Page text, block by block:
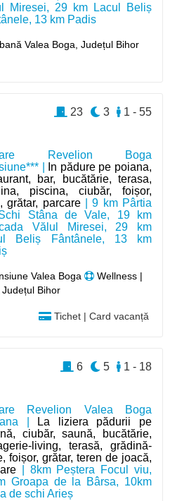
Miresei, 29 km Lacul Beliș
13 km Padis
Valea Boga,Județul Bihor
Revelion Boga
|
In pădure pe poiana,
bar, bucătărie, terasa,
piscina, ciubăr, foișor,
grătar, parcare| 9 km Pârtia
Stâna de Vale, 19 km
Vălul Miresei, 29 km
Beliș Fântânele, 13 km
Valea Boga
Wellness |
Județul Bihor
Tichet | Card vacanță
1 - 55
3
23
Revelion Valea Boga
|
La liziera pădurii pe
ciubăr, saună, bucătărie,
living, terasă, grădină-
foișor, grătar, teren de joacă,
| 8km Peștera Focul viu,
Groapa de la Bârsa, 10km
de schi Arieș
1 - 18
5
6